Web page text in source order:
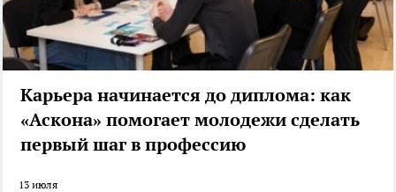
Карьера начинается до диплома: как
«Аскона» помогает молодежи сделать
первый шаг в профессию
13 июля